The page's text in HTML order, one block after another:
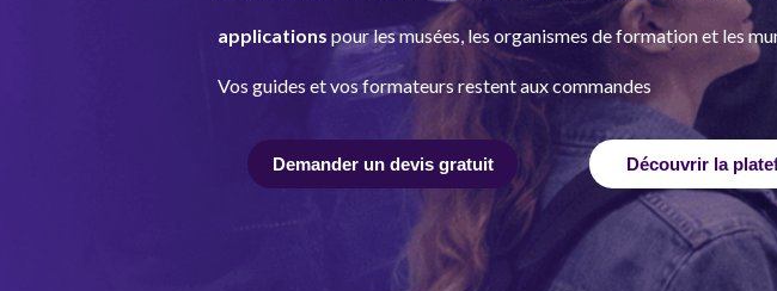
applications pour les musées, les organismes de formation et les
Vos guides et vos formateurs restent aux commandes
Demander un devis gratuit Découvrir la